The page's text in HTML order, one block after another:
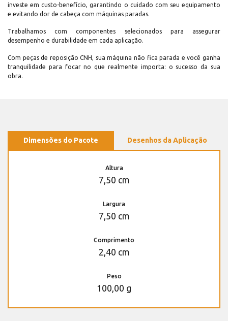
investe em custo-benefício, garantindo o cuidado com seu equipamento
e evitando dor de cabeça com máquinas paradas.
Trabalhamos com componentes selecionados para assegurar
desempenho e durabilidade em cada aplicação.
Com peças de reposição CNH, sua máquina não fica parada e você ganha
tranquilidade para focar no que realmente importa: o sucesso da sua
obra.
Dimensões do Pacote Desenhos da Aplicação
Altura
7,50 cm
Largura
7,50 cm
Comprimento
2,40 cm
Peso
100,00 g